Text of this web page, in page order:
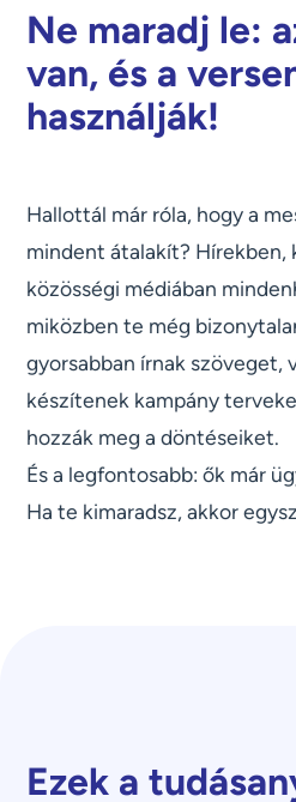
Ne maradj le:
van, és a
használják!
Hallottál már róla, hogy a
mindent átalakít? Hírekben,
közösségi médiában
miközben te még
gyorsabban írnak szöveget,
készítenek kampány
hozzák meg a döntéseiket.
És a legfontosabb: ők már
Ha te kimaradsz, akkor
Ezek a